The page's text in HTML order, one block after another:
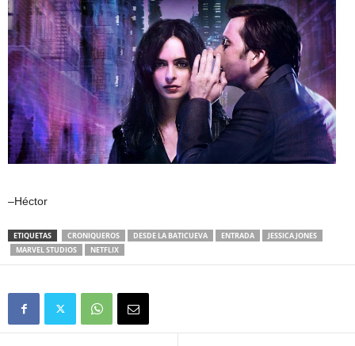
–Héctor
ETIQUETAS CRONIQUEROS DESDE LA BATICUEVA ENTRADA
JESSICA JONES
MARVEL STUDIOS
NETFLIX